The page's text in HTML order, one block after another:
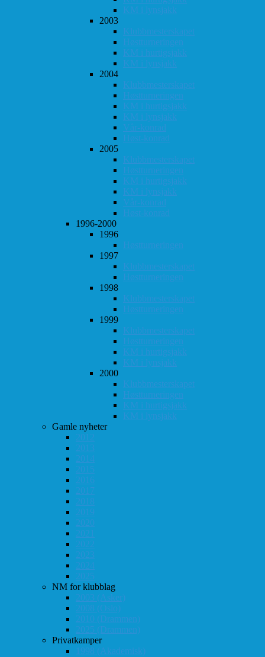
KM i lynsjakk
2003
Klubbmesterskapet
Høstturneringen
KM i hurtigsjakk
KM i lynsjakk
2004
Klubbmesterskapet
Høstturneringen
KM i hurtigsjakk
KM i lynsjakk
Vår-konrad
Høst-konrad
2005
Klubbmesterskapet
Høstturneringen
KM i hurtigsjakk
KM i lynsjakk
Vår-konrad
Høst-konrad
1996-2000
1996
Høstturneringen
1997
Klubbmesterskapet
Høstturneringen
1998
Klubbmesterskapet
Høstturneringen
1999
Klubbmesterskapet
Høstturneringen
KM i hurtigsjakk
KM i lynsjakk
2000
Klubbmesterskapet
Høstturneringen
KM i hurtigsjakk
KM i lynsjakk
Gamle nyheter
2012
2013
2014
2015
2016
2017
2018
2019
2020
2021
2022
2023
2024
2025
NM for klubblag
2003 (Asker)
2008 (Oslo)
2010 (Drammen)
2025 (Drammen)
Privatkamper
1998 (Akademisk)